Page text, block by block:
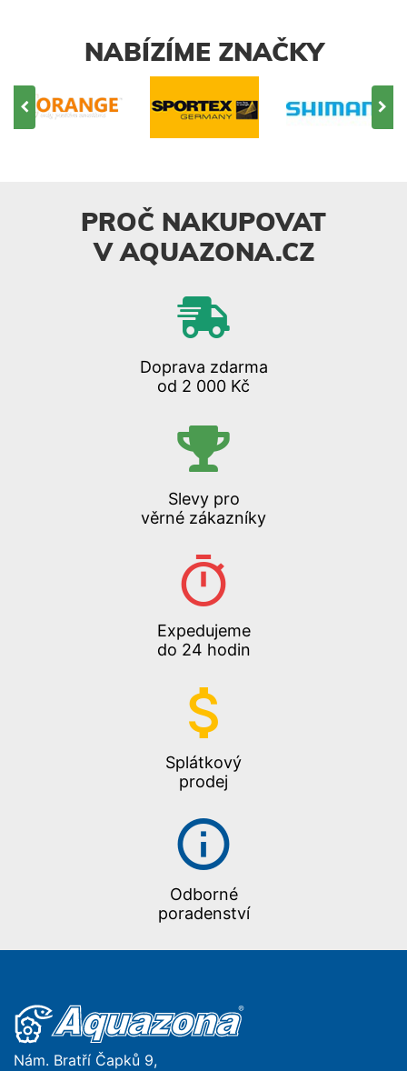
NABÍZÍME ZNAČKY
PROČ NAKUPOVAT
V AQUAZONA.CZ
Doprava zdarma
od 2 000 Kč
Slevy pro
věrné zákazníky
Expedujeme
do 24 hodin
Splátkový
prodej
Odborné
poradenství
Nám. Bratří Čapků 9,